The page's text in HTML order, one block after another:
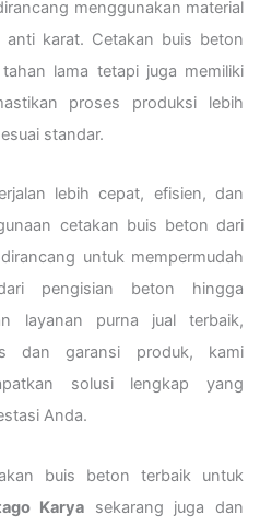
menggunakan material
karat. Cetakan buis beton
lama tetapi juga memiliki
proses produksi lebih
standar.
lebih cepat, efisien, dan
cetakan buis beton dari
untuk mempermudah
pengisian beton hingga
layanan purna jual terbaik,
dan garansi produk, kami
solusi lengkap yang
Anda.
buis beton terbaik untuk
Karya sekarang juga dan